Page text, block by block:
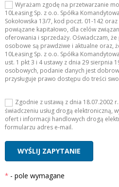
Wyrażam zgodę na przetwarzanie
10Leasing Sp. z o.o. Spółka
Sokołowska 13/7, kod poczt. 01-142
powiązane kapitałowo, dla celów
oferowania i sprzedaży. Oświadczam,
osobowe są prawdziwe i aktualne oraz,
10Leasing Sp. z o.o. Spółka
ust. 1 pkt 3 i 4 ustawy z dnia 29 sierpnia
osobowych, podanie danych jest
przysługuje prawo dostępu do treści
Zgodnie z ustawą z dnia 18.07.2002
świadczeniu usług drogą elektroniczną,
ofert i informacji handlowych drogą
formularzu adres e-mail.
- pole wymagane